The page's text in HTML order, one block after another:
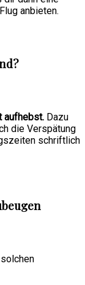
anbieten.
aufhebst. Dazu
die Verspätung
schriftlich